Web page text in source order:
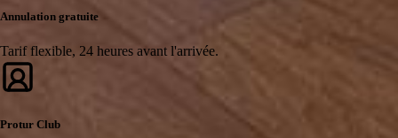
Annulation gratuite
Tarif flexible, 24 heures avant l'arrivée.
Protur Club